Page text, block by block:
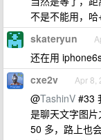
不是不能用，哈
skateryun
还在用
cxe2v Apr 8,
@TashinV #33
是聊天文字图
50 多，路上也